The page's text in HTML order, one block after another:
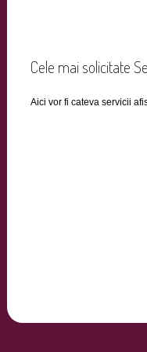
Cele mai solicitate
Aici vor fi cateva servicii